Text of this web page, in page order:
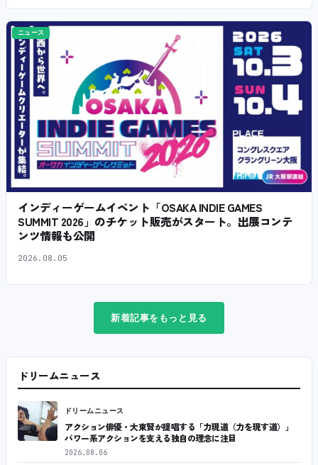
ニュース
インディーゲームイベント「OSAKA INDIE GAMES
SUMMIT 2026」のチケット販売がスタート。出展コンテ
ンツ情報も公開
2026.08.05
新着記事をもっと見る
ドリームニュース
ドリームニュース
アクション俳優・大東賢が提唱する「力現道（力を現す道）」
パワー系アクションを支える独自の理念に注目
2026.08.06